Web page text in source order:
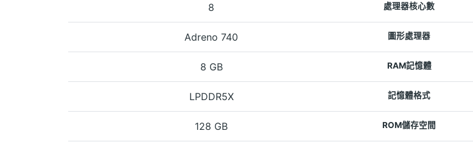
8 處理器核心數
Adreno 740 圖形處理器
8 GB RAM記憶體
LPDDR5X 記憶體格式
128 GB ROM儲存空間